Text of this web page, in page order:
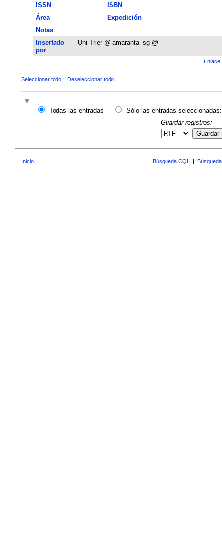
ISSN
ISBN
Área
Expedición
Notas
Insertado
por
Uni-Trier @ amaranta_sg @
Enlace
Seleccionar todo Deseleccionar todo
Todas las entradas
Sólo las entradas seleccionadas:
Guardar registros:
Guardar
Inicio Búsqueda CQL